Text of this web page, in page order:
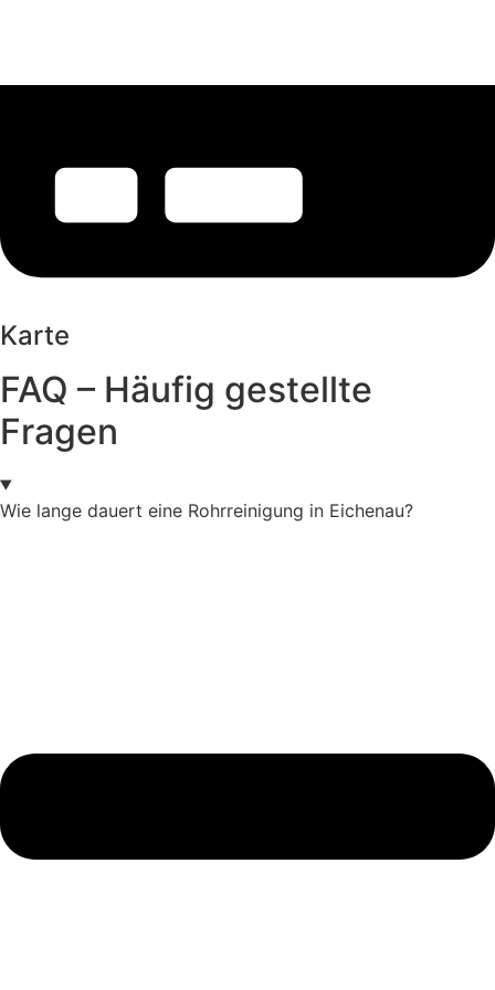
Karte
FAQ – Häufig gestellte
Fragen
Wie lange dauert eine Rohrreinigung in Eichenau?